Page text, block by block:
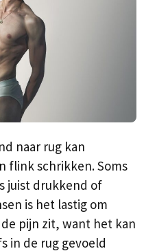
naar rug kan
flink schrikken. Soms
juist drukkend of
is het lastig om
pijn zit, want het kan
in de rug gevoeld